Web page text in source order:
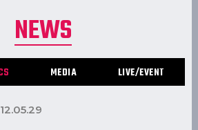
NEWS
MEDIA LIVE/EVENT